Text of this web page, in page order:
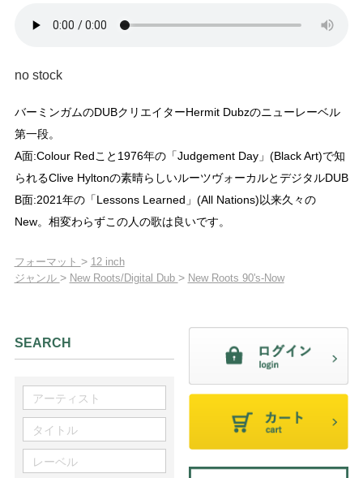
no stock
バーミンガムのDUBクリエイターHermit Dubzのニューレーベル
第一段。
A面:Colour Redこと1976年の「Judgement Day」(Black Art)で知
られるClive Hyltonの素晴らしいルーツヴォーカルとデジタルDUB
B面:2021年の「Lessons Learned」(All Nations)以来久々の
New。相変わらずこの人の歌は良いです。
フォーマット > 12 inch
ジャンル > New Roots/Digital Dub > New Roots 90's-Now
SEARCH